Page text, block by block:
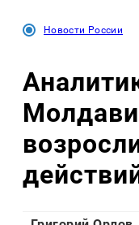
Новости России